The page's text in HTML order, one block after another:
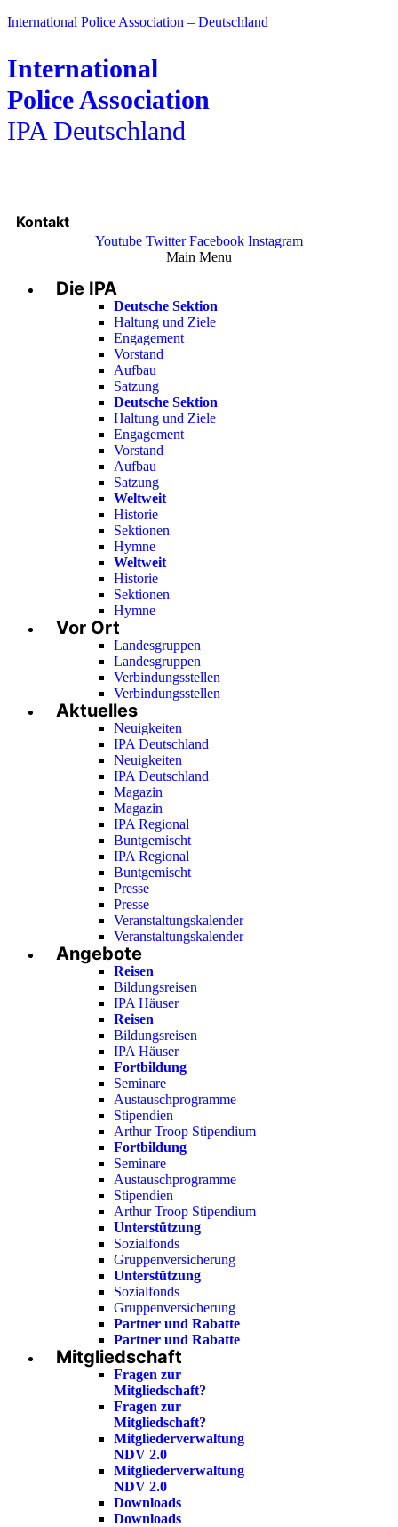
International Police Association – Deutschland
International
Police Association
IPA Deutschland
Kontakt
Youtube Twitter Facebook Instagram
Main Menu
Die IPA
Deutsche Sektion
Haltung und Ziele
Engagement
Vorstand
Aufbau
Satzung
Deutsche Sektion
Haltung und Ziele
Engagement
Vorstand
Aufbau
Satzung
Weltweit
Historie
Sektionen
Hymne
Weltweit
Historie
Sektionen
Hymne
Vor Ort
Landesgruppen
Landesgruppen
Verbindungsstellen
Verbindungsstellen
Aktuelles
Neuigkeiten
IPA Deutschland
Neuigkeiten
IPA Deutschland
Magazin
Magazin
IPA Regional
Buntgemischt
IPA Regional
Buntgemischt
Presse
Presse
Veranstaltungskalender
Veranstaltungskalender
Angebote
Reisen
Bildungsreisen
IPA Häuser
Reisen
Bildungsreisen
IPA Häuser
Fortbildung
Seminare
Austauschprogramme
Stipendien
Arthur Troop Stipendium
Fortbildung
Seminare
Austauschprogramme
Stipendien
Arthur Troop Stipendium
Unterstützung
Sozialfonds
Gruppenversicherung
Unterstützung
Sozialfonds
Gruppenversicherung
Partner und Rabatte
Partner und Rabatte
Mitgliedschaft
Fragen zur
Mitgliedschaft?
Fragen zur
Mitgliedschaft?
Mitgliederverwaltung
NDV 2.0
Mitgliederverwaltung
NDV 2.0
Downloads
Downloads